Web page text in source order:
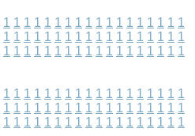
1 1 1 1 1 1 1 1 1 1 1 1 1 1 1 1 1 1
1 1 1 1 1 1 1 1 1 1 1 1 1 1 1 1 1 1
1 1 1 1 1 1 1 1 1 1 1 1 1 1 1 1 1 1
1 1 1 1 1 1 1 1 1 1 1 1 1 1 1 1 1 1
1 1 1 1 1 1 1 1 1 1 1 1 1 1 1 1 1 1
1 1 1 1 1 1 1 1 1 1 1 1 1 1 1 1 1 1